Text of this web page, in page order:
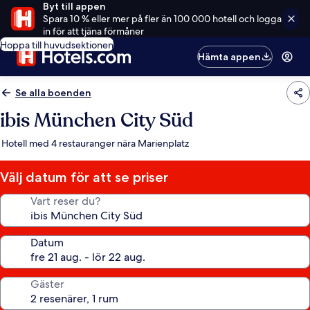
Byt till appen
Spara 10 % eller mer på fler än 100 000 hotell och logga
in för att tjäna förmåner
Hoppa till huvudsektionen
Hämta appen
Se alla boenden
ibis München City Süd
Hotell med 4 restauranger nära Marienplatz
Välj datum för att se priser
Vart reser du?
Datum
Gäster